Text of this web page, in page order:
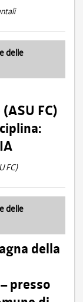
delle
FC)
FC)
delle
della
presso